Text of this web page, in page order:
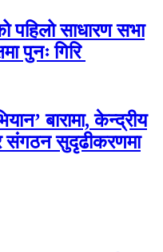
साधारण सभा
पुनः गिरि
बारामा, केन्द्रीय
र संगठन सुदृढीकरणमा